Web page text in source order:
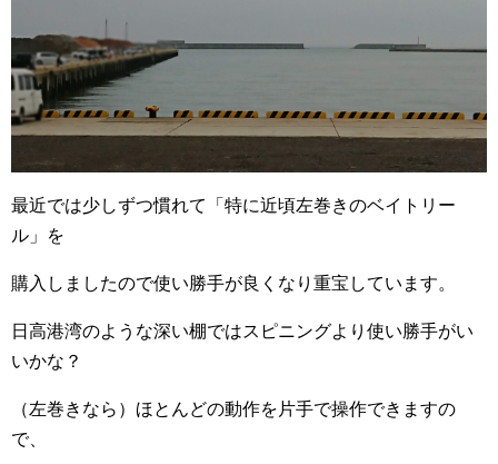
最近では少しずつ慣れて「特に近頃左巻きのベイトリー
ル」を
購入しましたので使い勝手が良くなり重宝しています。
日高港湾のような深い棚ではスピニングより使い勝手がい
いかな？
（左巻きなら）ほとんどの動作を片手で操作できますの
で、